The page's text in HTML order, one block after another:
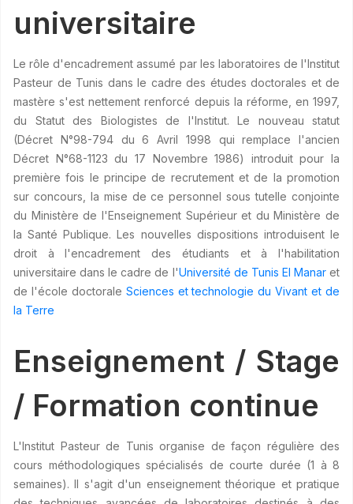
universitaire
Le rôle d'encadrement assumé par les laboratoires de l'Institut
Pasteur de Tunis dans le cadre des études doctorales et de
mastère s'est nettement renforcé depuis la réforme, en 1997,
du Statut des Biologistes de l'Institut. Le nouveau statut
(Décret N°98-794 du 6 Avril 1998 qui remplace l'ancien
Décret N°68-1123 du 17 Novembre 1986) introduit pour la
première fois le principe de recrutement et de la promotion
sur concours, la mise de ce personnel sous tutelle conjointe
du Ministère de l'Enseignement Supérieur et du Ministère de
la Santé Publique. Les nouvelles dispositions introduisent le
droit à l'encadrement des étudiants et à l'habilitation
universitaire dans le cadre de l'Université de Tunis El Manaret
de l'école doctorale Sciences et technologie du Vivant et de
la Terre
Enseignement / Stage
/ Formation continue
L'Institut Pasteur de Tunis organise de façon régulière des
cours méthodologiques spécialisés de courte durée (1 à 8
semaines). Il s'agit d'un enseignement théorique et pratique